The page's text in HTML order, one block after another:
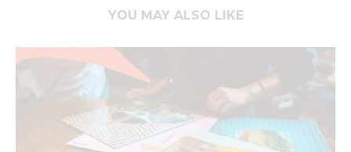
YOU MAY ALSO LIKE